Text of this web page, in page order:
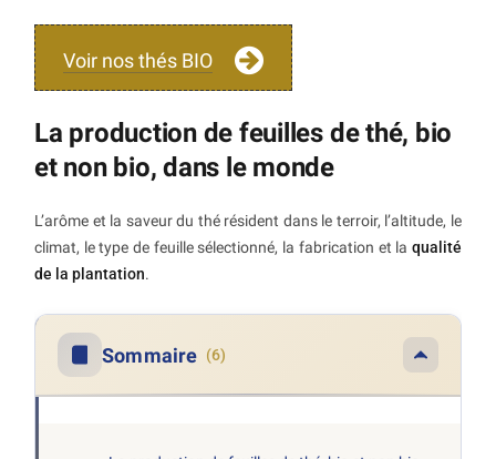
Voir nos thés BIO
La production de feuilles de thé, bio
et non bio, dans le monde
L’arôme et la saveur du thé résident dans le terroir, l’altitude, le
climat, le type de feuille sélectionné, la fabrication et la qualité
de la plantation.
Sommaire (6)